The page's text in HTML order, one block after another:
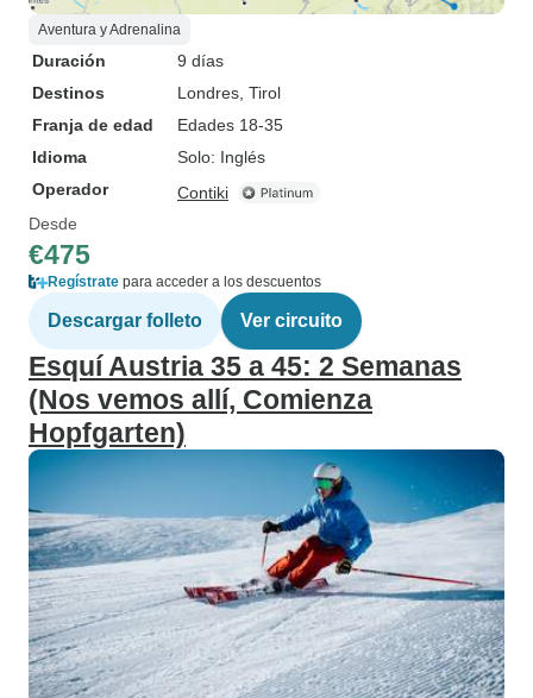
Aventura y Adrenalina
Duración
9 días
Destinos
Londres , Tirol
Franja de edad
Edades 18-35
Idioma
Solo: Inglés
Operador
Contiki
Desde
€475
Regístrate para acceder a los descuentos
Descargar folleto Ver circuito
Esquí Austria 35 a 45: 2 Semanas
(Nos vemos allí, Comienza
Hopfgarten)